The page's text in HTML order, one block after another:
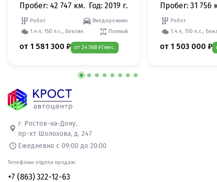
Пробег: 42 747 км. Год: 2019 г.
Робот
Внедорожник
1.4 л, 150 л.с., Бензин
Полный
от 1 581 300 ₽ от 24 568 ₽/мес.
Пробег: 31 756
Робот
1.4 л, 150 л.с.,
от 1 503 000 ₽
г. Ростов-на-Дону,
пр-кт Шолохова, д. 247
Ежедневно с 09:00 до 20:00
Телефоны отдела продаж:
+7 (863) 322-12-63